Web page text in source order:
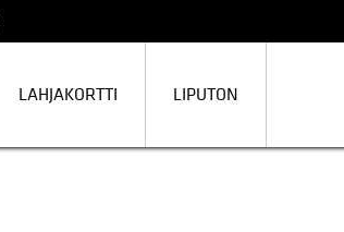
LAHJAKORTTI LIPUTON